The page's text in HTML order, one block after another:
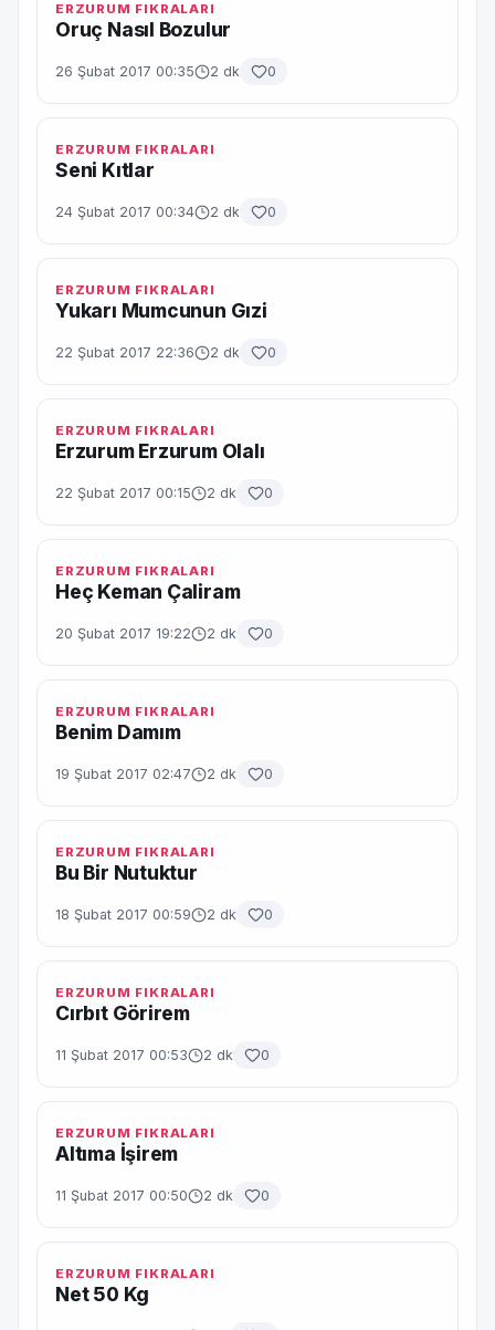
ERZURUM FIKRALARI
Oruç Nasıl Bozulur
26 Şubat 2017 00:35 2 dk 0
ERZURUM FIKRALARI
Seni Kıtlar
24 Şubat 2017 00:34 2 dk 0
ERZURUM FIKRALARI
Yukarı Mumcunun Gızi
22 Şubat 2017 22:36 2 dk 0
ERZURUM FIKRALARI
Erzurum Erzurum Olalı
22 Şubat 2017 00:15 2 dk 0
ERZURUM FIKRALARI
Heç Keman Çaliram
20 Şubat 2017 19:22 2 dk 0
ERZURUM FIKRALARI
Benim Damım
19 Şubat 2017 02:47 2 dk 0
ERZURUM FIKRALARI
Bu Bir Nutuktur
18 Şubat 2017 00:59 2 dk 0
ERZURUM FIKRALARI
Cırbıt Görirem
11 Şubat 2017 00:53 2 dk 0
ERZURUM FIKRALARI
Altıma İşirem
11 Şubat 2017 00:50 2 dk 0
ERZURUM FIKRALARI
Net 50 Kg